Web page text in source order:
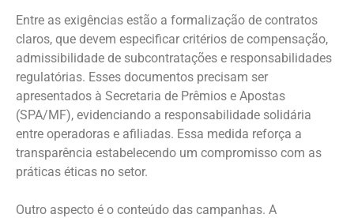
Entre as exigências estão a formalização de contratos
claros, que devem especificar critérios de compensação,
admissibilidade de subcontratações e responsabilidades
regulatórias. Esses documentos precisam ser
apresentados à Secretaria de Prêmios e Apostas
(SPA/MF), evidenciando a responsabilidade solidária
entre operadoras e afiliadas. Essa medida reforça a
transparência estabelecendo um compromisso com as
práticas éticas no setor.
Outro aspecto é o conteúdo das campanhas. A